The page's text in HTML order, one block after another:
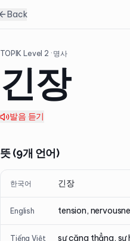
Back
TOPIK Level 2 · 명사
긴장
발음 듣기
뜻 (9개 언어)
한국어 긴장
English tension,
Tiếng Việt sự căng thẳng, sự